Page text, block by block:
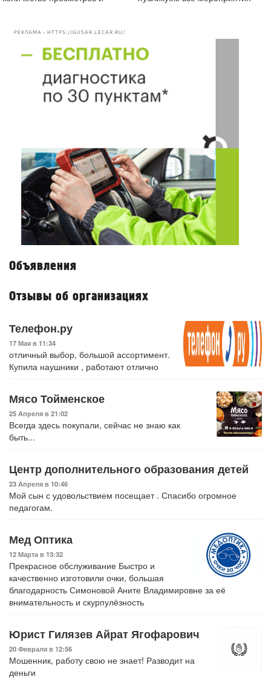
РЕКЛАМА • HTTPS://GUSAR.LECAR.RU/
Объявления
Отзывы об организациях
Телефон.ру
17 Мая в 11:34
отличный выбор, большой ассортимент.
Купила наушники , работают отлично
Мясо Тойменское
25 Апреля в 21:02
Всегда здесь покупали, сейчас не знаю как
быть...
Центр дополнительного образования детей
23 Апреля в 10:46
Мой сын с удовольствием посещает . Спасибо огромное
педагогам.
Мед Оптика
12 Марта в 13:32
Прекрасное обслуживание Быстро и
качественно изготовили очки, большая
благодарность Симоновой Аните Владимировне за её
внимательность и скурпулёзность
Юрист Гилязев Айрат Ягофарович
20 Февраля в 12:56
Мошенник, работу свою не знает! Разводит на
деньги